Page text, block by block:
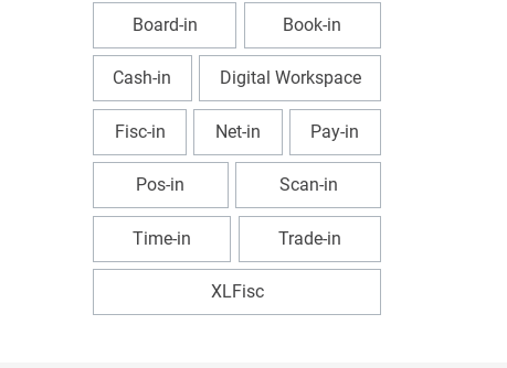
Board-in Book-in
Cash-in Digital Workspace
Fisc-in Net-in Pay-in
Pos-in Scan-in
Time-in Trade-in
XLFisc